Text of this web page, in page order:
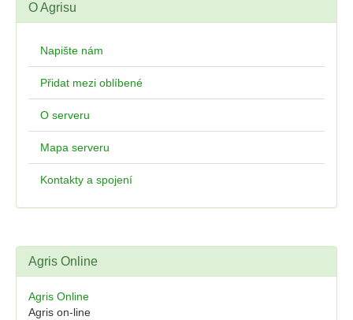
O Agrisu
Napište nám
Přidat mezi oblíbené
O serveru
Mapa serveru
Kontakty a spojení
Agris Online
Agris Online
Agris on-line